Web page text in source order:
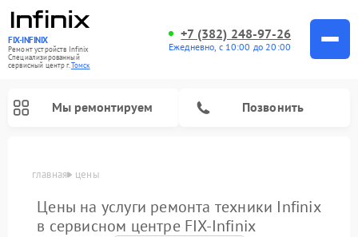
FIX-INFINIX
Ремонт устройств Infinix
Специализированный
cервисный центр г.Томск
+7 (382) 248-97-26
Ежедневно, с 10:00 до 20:00
Мы ремонтируем Позвонить
главная цены
Цены на услуги ремонта техники Infinix
в сервисном центре FIX-Infinix